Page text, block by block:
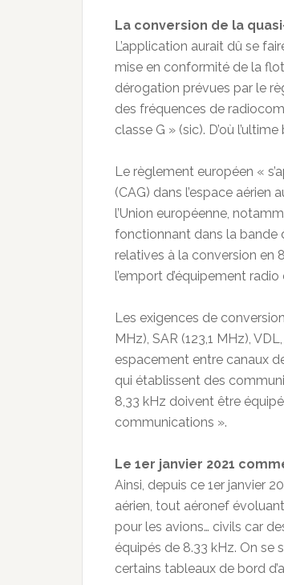
La conversion de la
L’application aurait dû se
mise en conformité de la
dérogation prévues par le
des fréquences de
classe G » (sic). D’où
Le règlement européen «
(CAG) dans l’espace
l’Union européenne,
fonctionnant dans la bande
relatives à la conversion en
l’emport d’équipement
Les exigences de
MHz), SAR (123,1 MHz),
espacement entre canaux
qui établissent des
8,33 kHz doivent être
communications ».
Le 1er janvier 2021
Ainsi, depuis ce 1er janvier
aérien, tout aéronef
pour les avions… civils car
équipés de 8.33 kHz. On se
certains tableaux de bord